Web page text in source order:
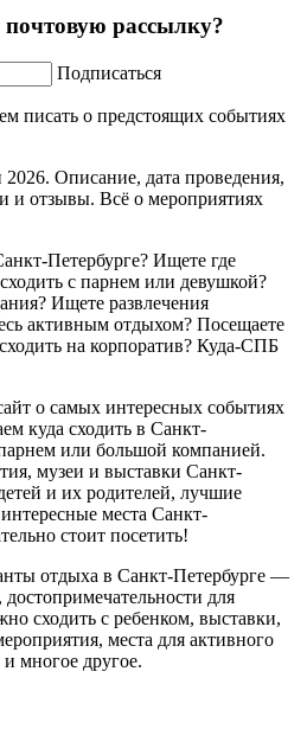
рассылку?
Подписаться
писать о предстоящих событиях
Описание, дата проведения,
и отзывы. Всё о мероприятиях
Петербурге? Ищете где
с парнем или девушкой?
Ищете развлечения
активным отдыхом? Посещаете
на корпоратив? Куда-СПБ
о самых интересных событиях
куда сходить в Санкт-
или большой компанией.
музеи и выставки Санкт-
и их родителей, лучшие
места Санкт-
стоит посетить!
отдыха в Санкт-Петербурге —
для
сходить с ребенком, выставки,
места для активного
многое другое.